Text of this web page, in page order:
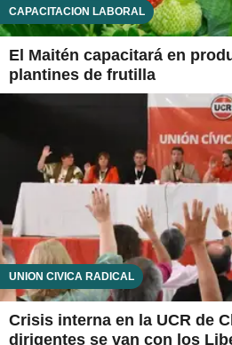
CAPACITACIÓN LABORAL
El Maitén capacitará en
plantines de frutilla
UNIÓN CÍVICA RADICAL
Crisis interna en la UCR de
dirigentes se van con los